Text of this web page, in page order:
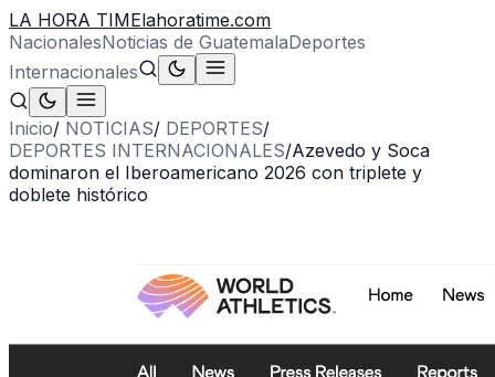
LA HORA TIMElahoratime.com
NacionalesNoticias de GuatemalaDeportes
Internacionales
Inicio/ NOTICIAS/ DEPORTES/
DEPORTES INTERNACIONALES/Azevedo y Soca
dominaron el Iberoamericano 2026 con triplete y
doblete histórico